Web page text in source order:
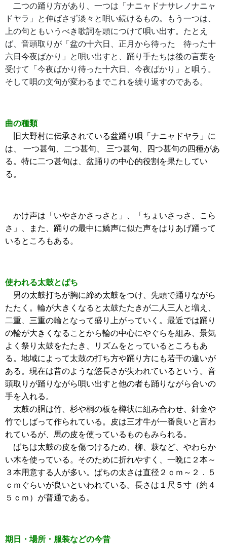
二つの踊り方があり、一つは「ナニャドナサレノナニャ
ドヤラ」と伸ばさず淡々と唄い続けるもの。もう一つは、
上の句ともいうべき歌詞を頭につけて唄い出す。たとえ
ば、音頭取りが「盆の十六日、正月から待った 待った十
六日今夜ばかり」と唄い出すと、踊り手たちは後の言葉を
受けて「今夜ばかり待った十六日、今夜ばかり」と唄う。
そして唄の文句が変わるまでこれを繰り返すのである。
曲の種類
旧大野村に伝承されている盆踊り唄「ナニャドヤラ」に
は、 一つ甚句、二つ甚句、 三つ甚句、四つ甚句の四種があ
る。特に二つ甚句は、盆踊りの中心的役割を果たしてい
る。
かけ声は「いやさかさっさと」、「ちょいさっさ、こら
さ」、また、踊りの最中に嬌声に似た声をはりあげ踊って
いるところもある。
使われる太鼓とばち
男の太鼓打ちが胸に締め太鼓をつけ、先頭で踊りながら
たたく。輪が大きくなると太鼓たたきが二人三人と増え、
二重、三重の輪となって盛り上がっていく。最近では踊り
の輪が大きくなることから輪の中心にやぐらを組み、景気
よく祭り太鼓をたたき、リズムをとっているところもあ
る。地域によって太鼓の打ち方や踊り方にも若干の違いが
ある。現在は昔のような悠長さが失われているという。音
頭取りが踊りながら唄い出すと他の者も踊りながら合いの
手を入れる。
太鼓の胴は竹、杉や桐の板を樽状に組み合わせ、針金や
竹でしばって作られている。皮は三才牛が一番良いと言わ
れているが、馬の皮を使っているものもみられる。
ばちは太鼓の皮を傷つけるため、柳、萩など、やわらか
い木を使っている。そのために折れやすく、一晩に２本～
３本用意する人が多い。ばちの太さは直径２ｃｍ～２．５
ｃｍぐらいが良いといわれている。長さは１尺５寸（約４
５ｃｍ）が普通である。
期日・場所・服装などの今昔